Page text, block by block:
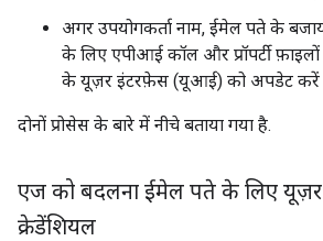
अगर उपयोगकर्ता नाम, ईमेल पते के
के लिए एपीआई कॉल और प्रॉपर्टी
के यूज़र इंटरफ़ेस (यूआई) को अपडेट करें
दोनों प्रोसेस के बारे में नीचे बताया गया है.
एज को बदलना ईमेल पते के लिए
क्रेडेंशियल